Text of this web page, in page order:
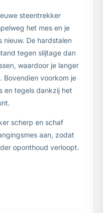
steentrekker
het mes en je
De hardstalen
tegen slijtage dan
waardoor je langer
Bovendien voorkom je
en tegels dankzij het
scherp en schaf
aan, zodat
oponthoud verloopt.